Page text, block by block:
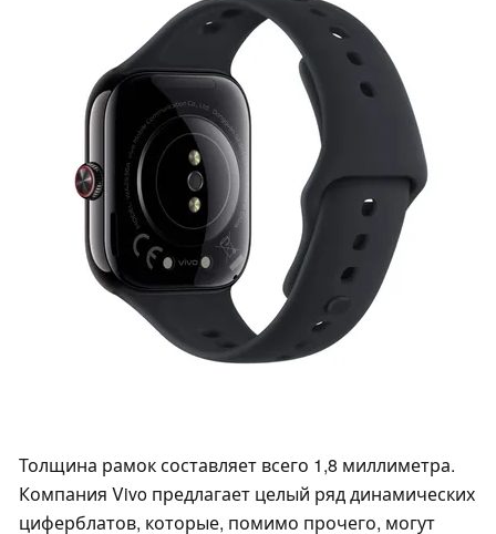
Толщина рамок составляет всего 1,8 миллиметра.
Компания Vivo предлагает целый ряд динамических
циферблатов, которые, помимо прочего, могут